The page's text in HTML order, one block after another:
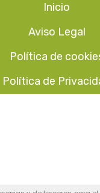
Inicio
Aviso Legal
Política de
Política de